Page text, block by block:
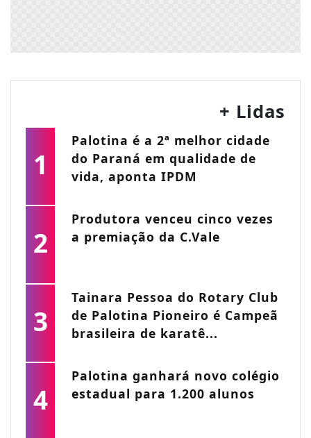
+ Lidas
1
Palotina é a 2ª melhor cidade
do Paraná em qualidade de
vida, aponta IPDM
2
Produtora venceu cinco vezes
a premiação da C.Vale
3
Tainara Pessoa do Rotary Club
de Palotina Pioneiro é Campeã
brasileira de karatê...
4
Palotina ganhará novo colégio
estadual para 1.200 alunos